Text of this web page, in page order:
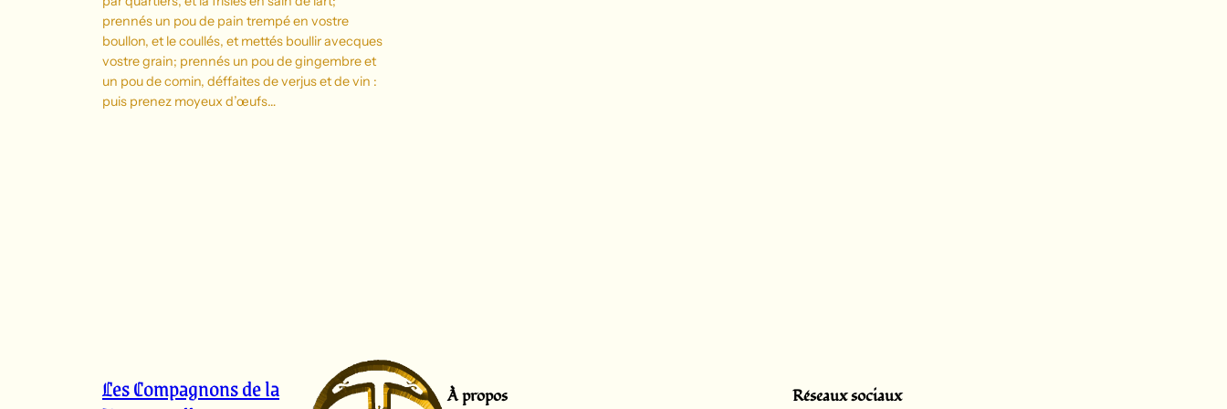
prennés un pou de pain trempé en vostre
boullon, et le coullés, et mettés boullir avecques
vostre grain; prennés un pou de gingembre et
un pou de comin, déffaites de verjus et de vin :
puis prenez moyeux d’œufs…
Les Compagnons de la À propos Réseaux sociaux